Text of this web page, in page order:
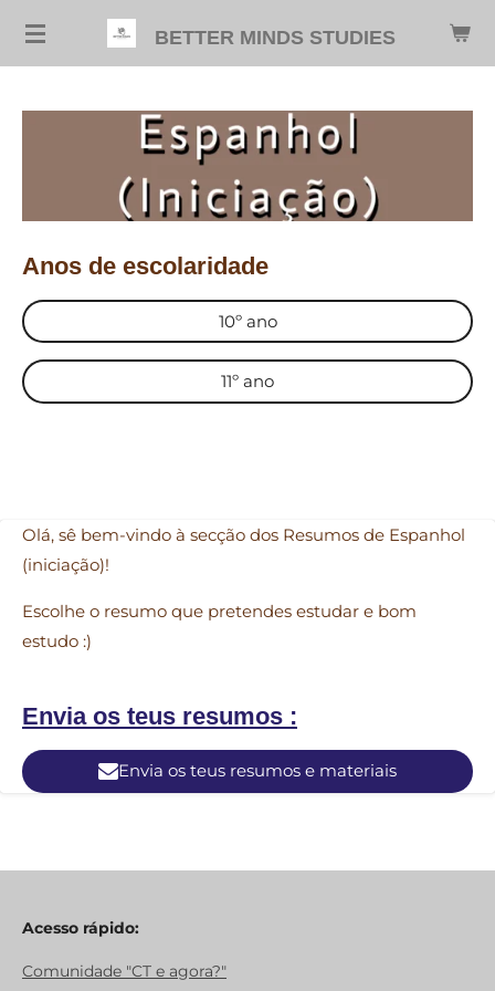
Salta
conteúdo
BETTER MINDS STUDIES
Anos de escolaridade
10º ano
11º ano
Olá, sê bem-vindo à secção dos Resumos de Espanhol
(iniciação)!
Escolhe o resumo que pretendes estudar e bom
estudo :)
Envia os teus resumos :
Envia os teus resumos e materiais
Acesso rápido:
Comunidade "CT e agora?"